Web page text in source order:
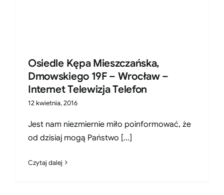
Osiedle Kępa Mieszczańska,
Dmowskiego 19F – Wrocław –
Internet Telewizja Telefon
12 kwietnia, 2016
Jest nam niezmiernie miło poinformować, że
od dzisiaj mogą Państwo [...]
Czytaj dalej